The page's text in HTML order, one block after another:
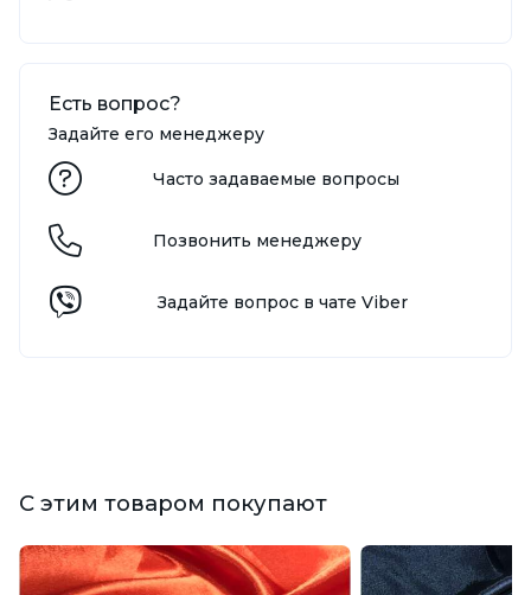
Есть вопрос?
Задайте его менеджеру
Часто задаваемые вопросы
Позвонить менеджеру
Задайте вопрос в чате Viber
С этим товаром покупают